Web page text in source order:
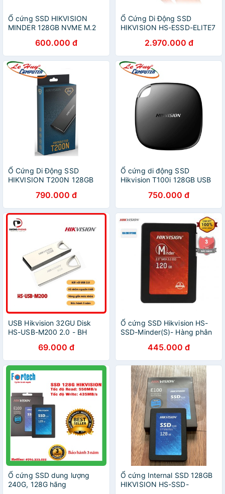
Ổ cứng SSD HIKVISION
MINDER 128GB NVME M.2
600.000 đ
Ổ Cứng Di Động SSD
HIKVISION HS-ESSD-ELITE7
2.970.000 đ
Ổ Cứng Di Động SSD
HIKVISION T200N 128GB
T200N(STD)/128G
790.000 đ
Ổ cứng di động SSD
Hikvision T100i 128GB USB
T100I/128G750.000 đ
USB Hikvision 32GU Disk
HS-USB-M200 2.0 - BH
69.000 đ
Ổ cứng SSD Hikvision HS-
SSD-Minder(S)- Hàng phân
445.000 đ
Ổ cứng SSD dung lượng
240G, 128G hãng
Ổ cứng Internal SSD 128GB
HIKVISION HS-SSD-